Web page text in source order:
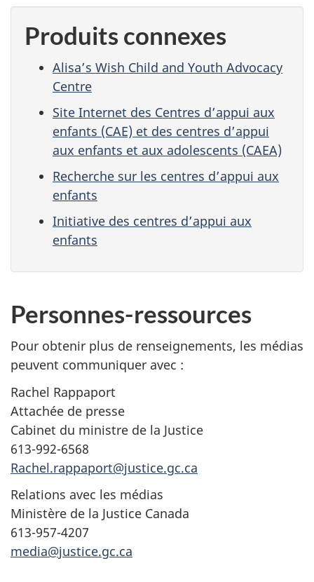
Produits connexes
Alisa’s Wish Child and Youth Advocacy
Centre
Site Internet des Centres d’appui aux
enfants (CAE) et des centres d’appui
aux enfants et aux adolescents (CAEA)
Recherche sur les centres d’appui aux
enfants
Initiative des centres d’appui aux
enfants
Personnes-ressources
Pour obtenir plus de renseignements, les médias
peuvent communiquer avec :
Rachel Rappaport
Attachée de presse
Cabinet du ministre de la Justice
613-992-6568
Rachel.rappaport@justice.gc.ca
Relations avec les médias
Ministère de la Justice Canada
613-957-4207
media@justice.gc.ca